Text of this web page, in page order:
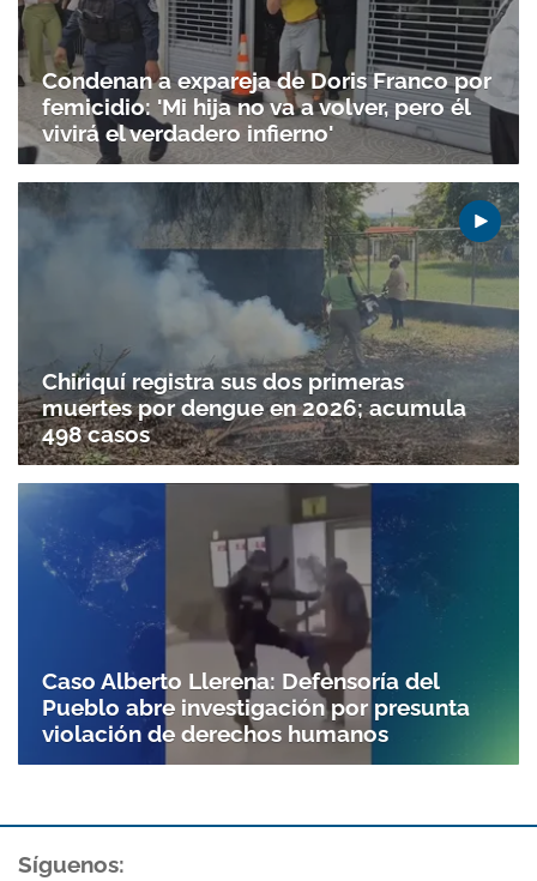
Gracias por suscribirte a nuestro boletín.
ACEPTAR
Condenan a expareja de Doris Franco por
femicidio: 'Mi hija no va a volver, pero él
vivirá el verdadero infierno'
Chiriquí registra sus dos primeras
muertes por dengue en 2026; acumula
498 casos
Caso Alberto Llerena: Defensoría del
Pueblo abre investigación por presunta
violación de derechos humanos
Síguenos: